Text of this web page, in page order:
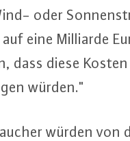
oder
auf eine Milliarde
dass diese
würden."
würden